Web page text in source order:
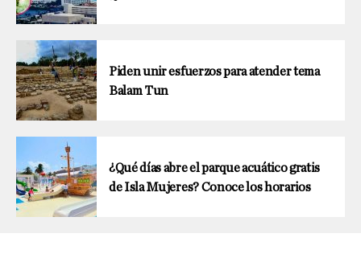
Piden unir esfuerzos para atender tema
Balam Tun
¿Qué días abre el parque acuático gratis
de Isla Mujeres? Conoce los horarios